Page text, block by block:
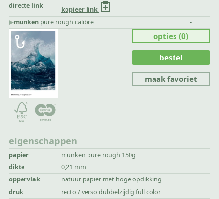
directe link
kopieer link
▶︎munken pure rough calibre -
eigenschappen
papier
munken pure rough 150g
dikte
0,21 mm
oppervlak
natuur papier met hoge opdikking
druk
recto / verso dubbelzijdig full color
opties(0)
bestel
maak favoriet